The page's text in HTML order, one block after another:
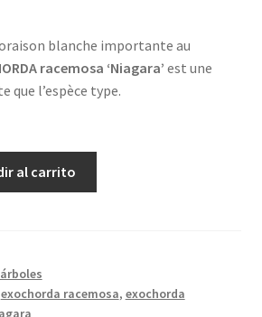
blanche importante au
racemosa ‘Niagara’ est une
que l’espèce type.
al carrito
exochorda racemosa, exochorda